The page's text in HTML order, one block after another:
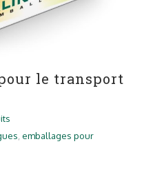
le transport
emballages pour